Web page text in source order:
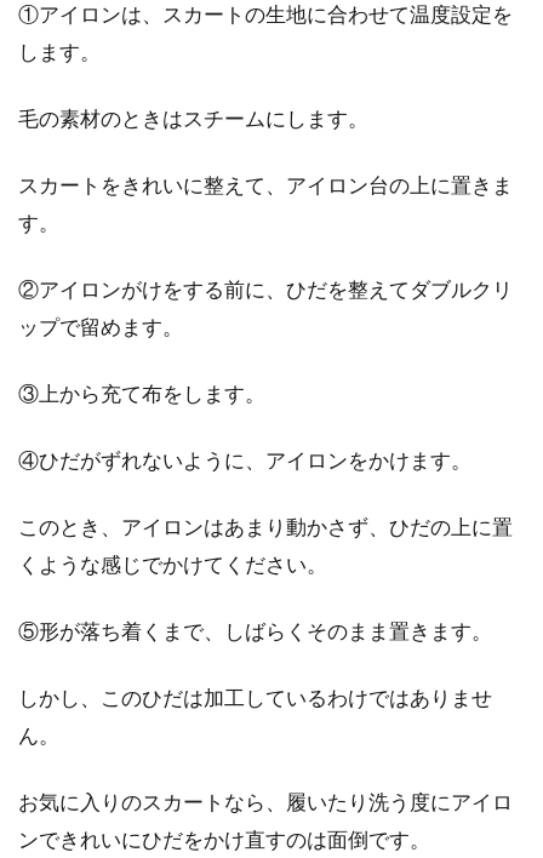
①アイロンは、スカートの生地に合わせて温度設定を
します。
毛の素材のときはスチームにします。
スカートをきれいに整えて、アイロン台の上に置きま
す。
②アイロンがけをする前に、ひだを整えてダブルクリ
ップで留めます。
③上から充て布をします。
④ひだがずれないように、アイロンをかけます。
このとき、アイロンはあまり動かさず、ひだの上に置
くような感じでかけてください。
⑤形が落ち着くまで、しばらくそのまま置きます。
しかし、このひだは加工しているわけではありませ
ん。
お気に入りのスカートなら、履いたり洗う度にアイロ
ンできれいにひだをかけ直すのは面倒です。